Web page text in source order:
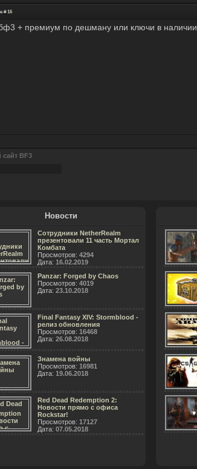
#16
+ премиум по дешману или ключи в
BF3
Новости
Сотрудники NetherRealm
презентовали 11 часть Мортал
Комбата
Просмотров: 4294
Дата: 16.02.2019
Panzar: Forged by Chaos
Просмотров: 4019
Дата: 23.10.2018
Final Fantasy XIV: Stormblood -
релиз обновления
Просмотров: 16468
Дата: 26.08.2018
Знамена войны
Просмотров: 16981
Дата: 19.06.2018
Red Dead Redemption 2:
Новости прямо с офиса
Rockstar!
Просмотров: 17127
Дата: 07.05.2018